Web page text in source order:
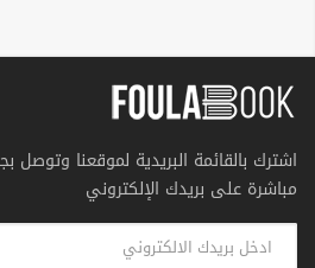
اشترك بالقائمة البريدية لموقعنا وتوصل
مباشرة على بريدك الإلكتروني